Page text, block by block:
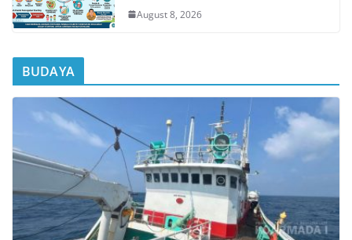
August 8, 2026
BUDAYA